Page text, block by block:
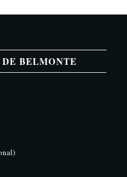
BELMONTE